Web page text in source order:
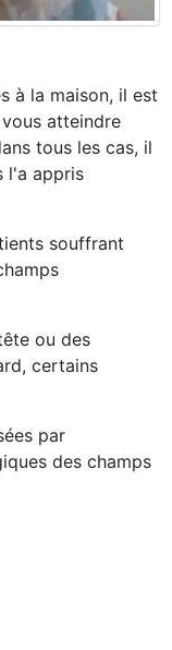
à la maison, il est
atteindre
tous les cas, il
l'a appris
souffrant
ou des
certains
par
des champs